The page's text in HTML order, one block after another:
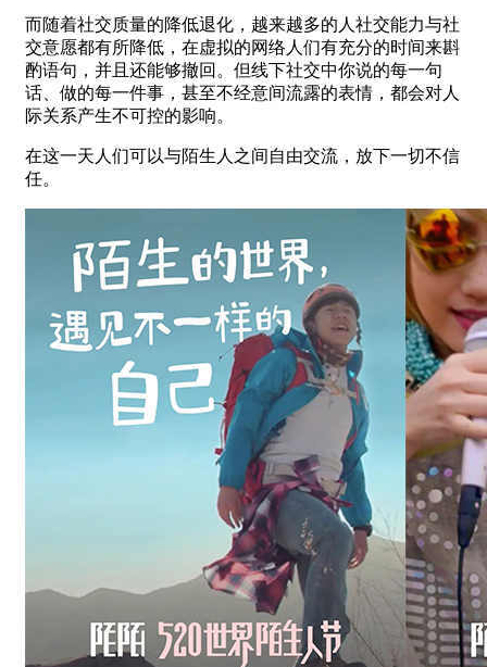
而随着社交质量的降低退化，越来越多的人社交能力与社
交意愿都有所降低，在虚拟的网络人们有充分的时间来斟
酌语句，并且还能够撤回。但线下社交中你说的每一句
话、做的每一件事，甚至不经意间流露的表情，都会对人
际关系产生不可控的影响。
在这一天人们可以与陌生人之间自由交流，放下一切不信
任。